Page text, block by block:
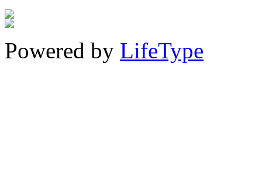
Powered by LifeType